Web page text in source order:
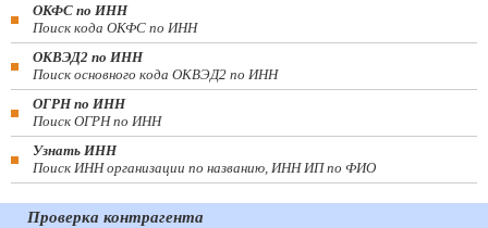
ОКФС по ИНН
Поиск кода ОКФС по ИНН
ОКВЭД2 по ИНН
Поиск основного кода ОКВЭД2 по ИНН
ОГРН по ИНН
Поиск ОГРН по ИНН
Узнать ИНН
Поиск ИНН организации по названию, ИНН ИП по ФИО
Проверка контрагента